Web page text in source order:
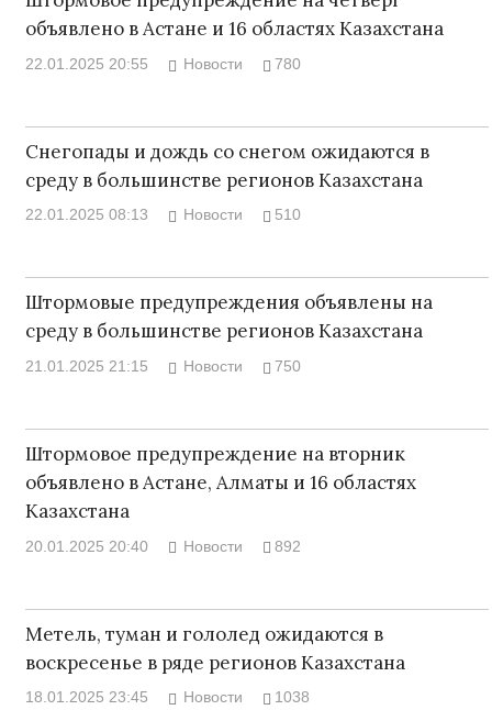
объявлено в Астане и 16 областях Казахстана
22.01.2025 20:55 Новости 780
Снегопады и дождь со снегом ожидаются в
среду в большинстве регионов Казахстана
22.01.2025 08:13 Новости 510
Штормовые предупреждения объявлены на
среду в большинстве регионов Казахстана
21.01.2025 21:15 Новости 750
Штормовое предупреждение на вторник
объявлено в Астане, Алматы и 16 областях
Казахстана
20.01.2025 20:40 Новости 892
Метель, туман и гололед ожидаются в
воскресенье в ряде регионов Казахстана
18.01.2025 23:45 Новости 1038